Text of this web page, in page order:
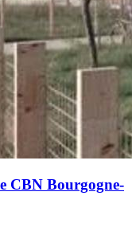
CBN Bourgogne-